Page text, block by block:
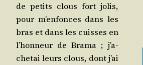
de petits clous fort jolis,
pour m’en­fonces dans les
bras et dans les cuisses en
l’hon­neur de Bra­ma ; j’a­
che­tai leurs clous, dont j’ai